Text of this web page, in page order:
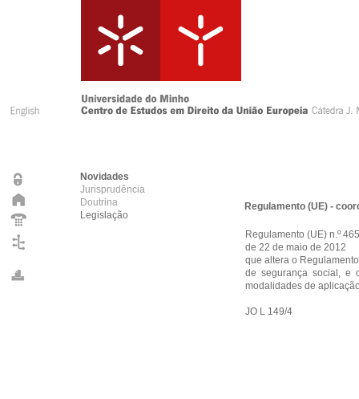
Novidades
Jurisprudência
Doutrina
Legislação
Regulamento (UE) -
Regulamento (UE) n.º
de 22 de maio de 2012
que altera o
de segurança social, e
modalidades de
JO L 149/4